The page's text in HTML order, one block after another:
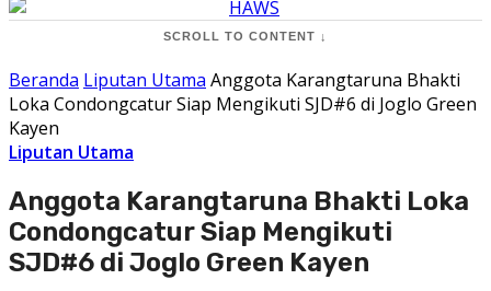
SCROLL TO CONTENT ↓
Beranda Liputan Utama Anggota Karangtaruna Bhakti
Loka Condongcatur Siap Mengikuti SJD#6 di Joglo Green
Kayen
Liputan Utama
Anggota Karangtaruna Bhakti Loka
Condongcatur Siap Mengikuti
SJD#6 di Joglo Green Kayen